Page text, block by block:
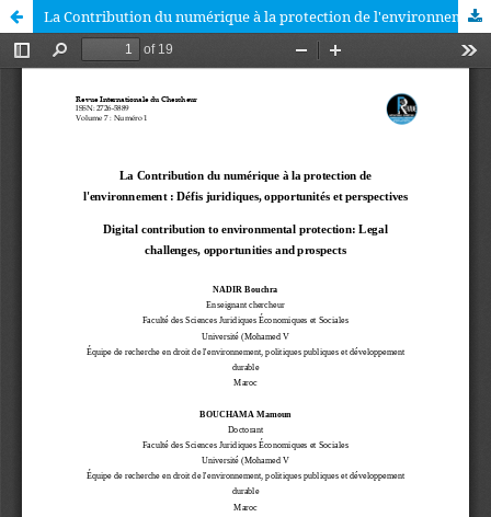
La Contribution du numérique à la protection de l'environnement : Défis juridiques, opportunités et perspectives